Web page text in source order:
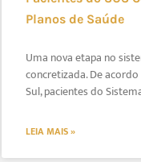
Planos de Saúde
Uma nova etapa no
concretizada. De
Sul, pacientes do
LEIA MAIS »